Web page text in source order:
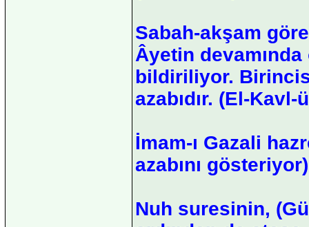
Sabah-akşam
Âyetin
bildiriliyor.
azabıdır. (El-Kavl-
İmam-ı Gazali
azabını
Nuh suresinin,